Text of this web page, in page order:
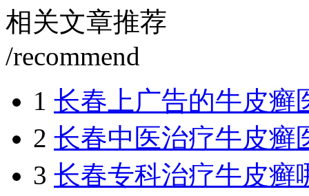
相关文章推荐
/recommend
1 长春上广告的牛皮癣
2 长春中医治疗牛皮癣
3 长春专科治疗牛皮癣